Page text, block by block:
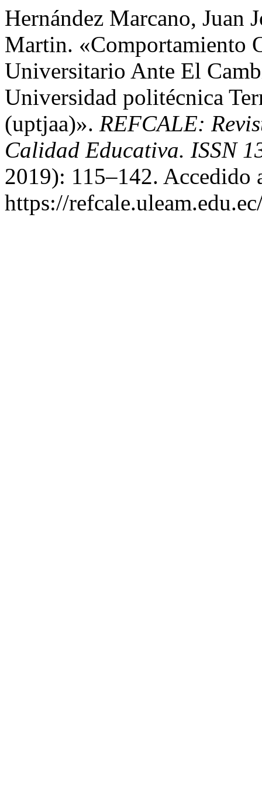
Hernández Marcano, Juan
Martin. «Comportamiento
Universitario Ante El
Universidad politécnica
(uptjaa)». REFCALE:
Calidad Educativa. ISSN
2019): 115–142. Accedido
https://